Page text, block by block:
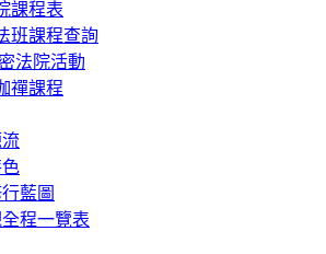
課程表
班課程查詢
法院活動
禪課程
藍圖
程一覽表